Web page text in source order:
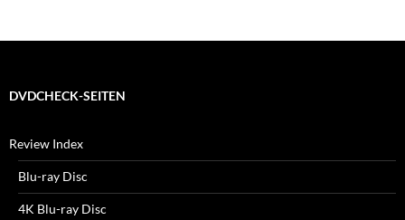
DVDCHECK-SEITEN
Review Index
Blu-ray Disc
4K Blu-ray Disc